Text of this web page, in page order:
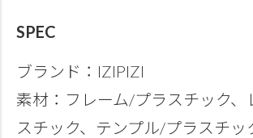
SPEC
ブランド：IZIPIZI
素材：フレーム/プラスチック、
スチック、テンプル/プラスチッ